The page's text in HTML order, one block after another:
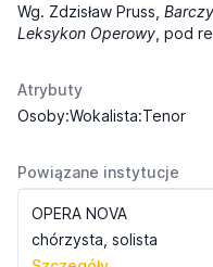
Wg. Zdzisław Pruss,
Leksykon Operowy , pod
Atrybuty
Osoby:Wokalista:Tenor
Powiązane instytucje
OPERA NOVA
chórzysta, solista